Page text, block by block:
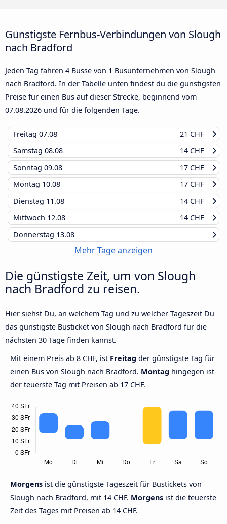
Günstigste Fernbus-Verbindungen von Slough
nach Bradford
Jeden Tag fahren 4 Busse von 1 Busunternehmen von Slough
nach Bradford. In der Tabelle unten findest du die günstigsten
Preise für einen Bus auf dieser Strecke, beginnend vom
07.08.2026 und für die folgenden Tage.
Freitag 07.08
21 CHF
Samstag 08.08
14 CHF
Sonntag 09.08
17 CHF
Montag 10.08
17 CHF
Dienstag 11.08
14 CHF
Mittwoch 12.08
14 CHF
Donnerstag 13.08
Mehr Tage anzeigen
Die günstigste Zeit, um von Slough
nach Bradford zu reisen.
Hier siehst Du, an welchem Tag und zu welcher Tageszeit Du
das günstigste Busticket von Slough nach Bradford für die
nächsten 30 Tage finden kannst.
Mit einem Preis ab 8 CHF, ist Freitag der günstigste Tag für
einen Bus von Slough nach Bradford. Montag hingegen ist
der teuerste Tag mit Preisen ab 17 CHF.
Morgens ist die günstigste Tageszeit für Bustickets von
Slough nach Bradford, mit 14 CHF. Morgens ist die teuerste
Zeit des Tages mit Preisen ab 14 CHF.